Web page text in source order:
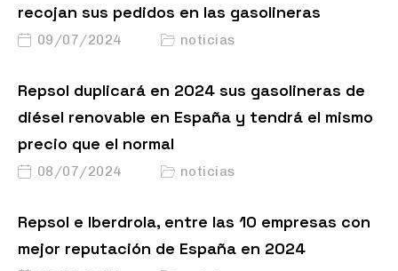
recojan sus pedidos en las gasolineras
09/07/2024 noticias
Repsol duplicará en 2024 sus gasolineras de
diésel renovable en España y tendrá el mismo
precio que el normal
08/07/2024 noticias
Repsol e Iberdrola, entre las 10 empresas con
mejor reputación de España en 2024